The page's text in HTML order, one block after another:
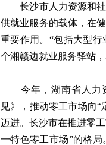
长沙市人力资源和社
供就业服务的载体，在
重要作用。“包括大型
个湘赣边就业服务驿站
今年，湖南省人力资
见》，推动零工市场向
迈进。长沙市在推进零
一特色零工市场”的格